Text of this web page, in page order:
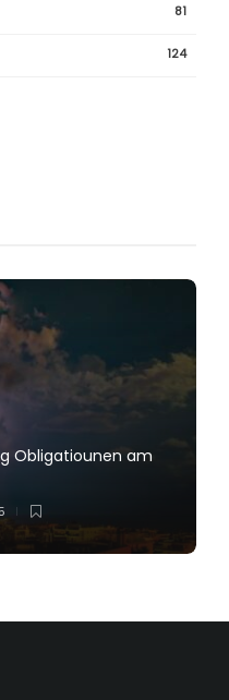
81
124
Obligatiounen am